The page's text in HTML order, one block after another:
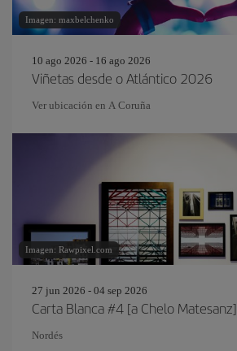
Imagen: maxbelchenko
10 ago 2026 - 16 ago 2026
Viñetas desde o Atlántico 2026
Ver ubicación en A Coruña
Imagen: Rawpixel.com
27 jun 2026 - 04 sep 2026
Carta Blanca #4 [a Chelo Matesanz]
Nordés